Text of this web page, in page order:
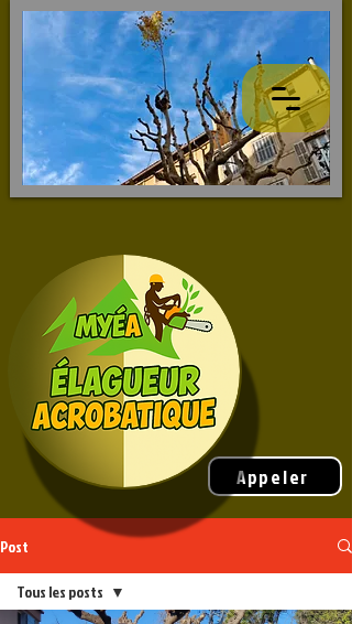
Appeler
Post
Tous les posts